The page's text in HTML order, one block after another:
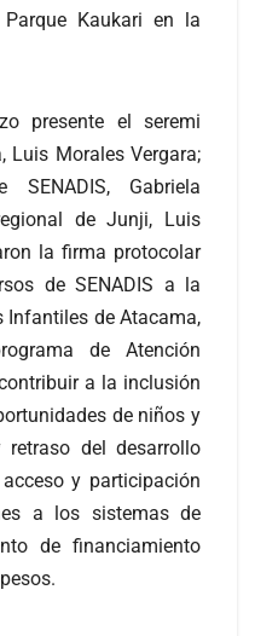
Kaukari en la
presente el seremi
Luis Morales Vergara;
Gabriela
de Junji, Luis
la firma protocolar
de SENADIS a la
de Atacama,
de Atención
a la inclusión
de niños y
del desarrollo
y participación
a los sistemas de
de financiamiento